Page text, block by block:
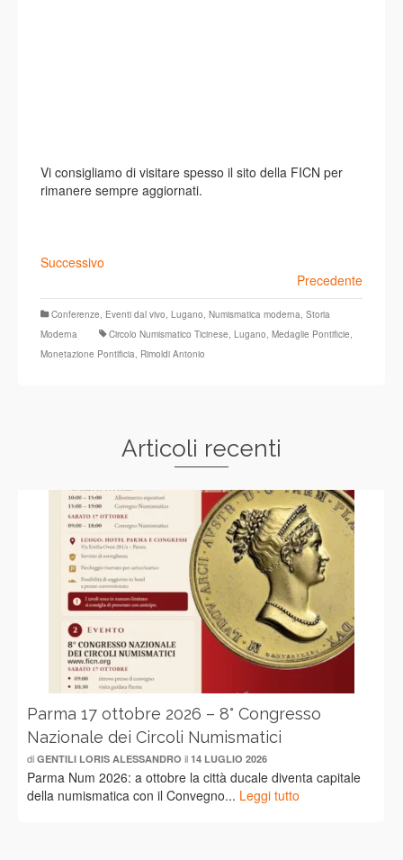
Vi consigliamo di visitare spesso il sito della FICN per
rimanere sempre aggiornati.
Successivo
Precedente
Conferenze Eventi dal vivo Lugano Numismatica moderna Storia
Moderna
Circolo Numismatico Ticinese Lugano Medaglie Pontificie
Monetazione Pontificia Rimoldi Antonio
Articoli recenti
Parma 17 ottobre 2026 – 8° Congresso
Nazionale dei Circoli Numismatici
di GENTILI LORIS ALESSANDRO il 14 LUGLIO 2026
Parma Num 2026: a ottobre la città ducale diventa capitale
della numismatica con il Convegno... Leggi tutto